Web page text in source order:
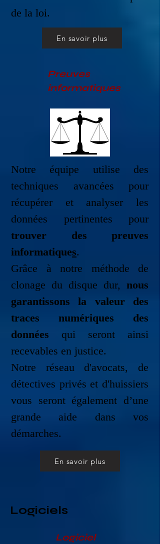
de la loi.
En savoir plus
Preuves
informatiques
Notre équipe utilise des
techniques avancées pour
récupérer et analyser les
données pertinentes pour
trouver des preuves
informatiques.
Grâce à notre méthode de
clonage du disque dur, nous
garantissons la valeur des
traces numériques des
données
qui seront ainsi
recevables en justice.
Notre réseau d'avocats, de
détectives privés et d'huissiers
vous seront également d’une
grande aide dans vos
démarches.
En savoir plus
Logiciels
​Logiciel